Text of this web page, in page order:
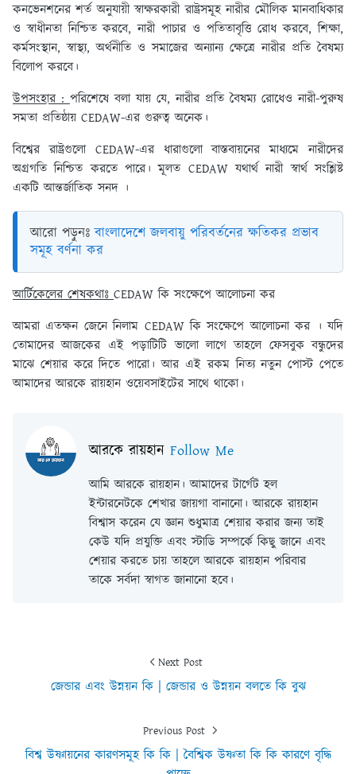
কনভেনশনের শর্ত অনুযায়ী স্বাক্ষরকারী রাষ্ট্রসমূহ নারীর মৌলিক মানবাধিকার
ও স্বাধীনতা নিশ্চিত করবে, নারী পাচার ও পতিতাবৃত্তি রোধ করবে, শিক্ষা,
কর্মসংস্থান, স্বাস্থ্য, অর্থনীতি ও সমাজের অন্যান্য ক্ষেত্রে নারীর প্রতি বৈষম্য
বিলোপ করবে।
উপসংহার :পরিশেষে বলা যায় যে, নারীর প্রতি বৈষম্য রোধেও নারী-পুরুষ
সমতা প্রতিষ্ঠায় CEDAW-এর গুরুত্ব অনেক।
বিশ্বের রাষ্ট্রগুলো CEDAW-এর ধারাগুলো বাস্তবায়নের মাধ্যমে নারীদের
অগ্রগতি নিশ্চিত করতে পারে। মূলত CEDAW যথার্থ নারী স্বার্থ সংশ্লিষ্ট
একটি আন্তর্জাতিক সনদ ।
আরো পড়ুনঃবাংলাদেশে জলবায়ু পরিবর্তনের ক্ষতিকর প্রভাব
সমূহ বর্ণনা কর
আর্টিকেলের শেষকথাঃCEDAW কি সংক্ষেপে আলোচনা কর
আমরা এতক্ষন জেনে নিলাম CEDAW কি সংক্ষেপে আলোচনা কর । যদি
তোমাদের আজকের এই পড়াটিটি ভালো লাগে তাহলে ফেসবুক বন্ধুদের
মাঝে শেয়ার করে দিতে পারো। আর এই রকম নিত্য নতুন পোস্ট পেতে
আমাদের আরকে রায়হান ওয়েবসাইটের সাথে থাকো।
আরকে রায়হান Follow Me
আমি আরকে রায়হান। আমাদের টার্গেট হল
ইন্টারনেটকে শেখার জায়গা বানানো। আরকে রায়হান
বিশ্বাস করেন যে জ্ঞান শুধুমাত্র শেয়ার করার জন্য তাই
কেউ যদি প্রযুক্তি এবং স্টাডি সম্পর্কে কিছু জানে এবং
শেয়ার করতে চায় তাহলে আরকে রায়হান পরিবার
তাকে সর্বদা স্বাগত জানানো হবে।
Next Post
জেন্ডার এবং উন্নয়ন কি | জেন্ডার ও উন্নয়ন বলতে কি বুঝ
Previous Post
বিশ্ব উষ্ণায়নের কারণসমূহ কি কি | বৈশ্বিক উষ্ণতা কি কি কারণে বৃদ্ধি